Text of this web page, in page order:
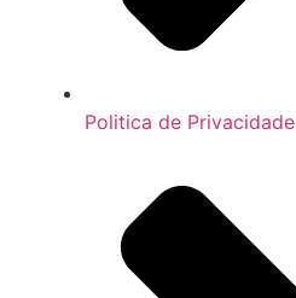
Politica de Privacidade